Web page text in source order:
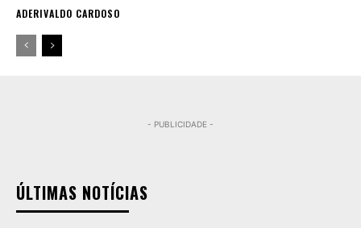
ADERIVALDO CARDOSO
- PUBLICIDADE -
ÚLTIMAS NOTÍCIAS